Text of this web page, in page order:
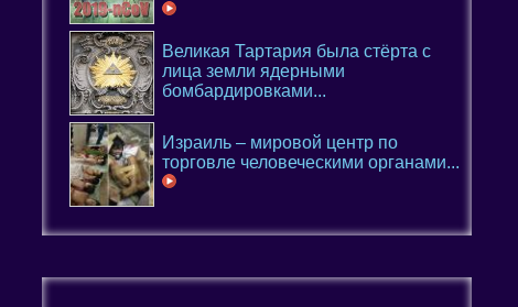
Великая Тартария была стёрта с
лица земли ядерными
бомбардировками...
Израиль – мировой центр по
торговле человеческими органами...